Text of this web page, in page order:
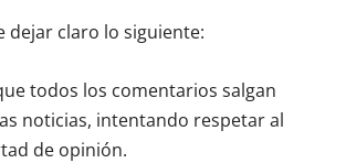
dejar claro lo siguiente:
todos los comentarios salgan
noticias, intentando respetar al
de opinión.